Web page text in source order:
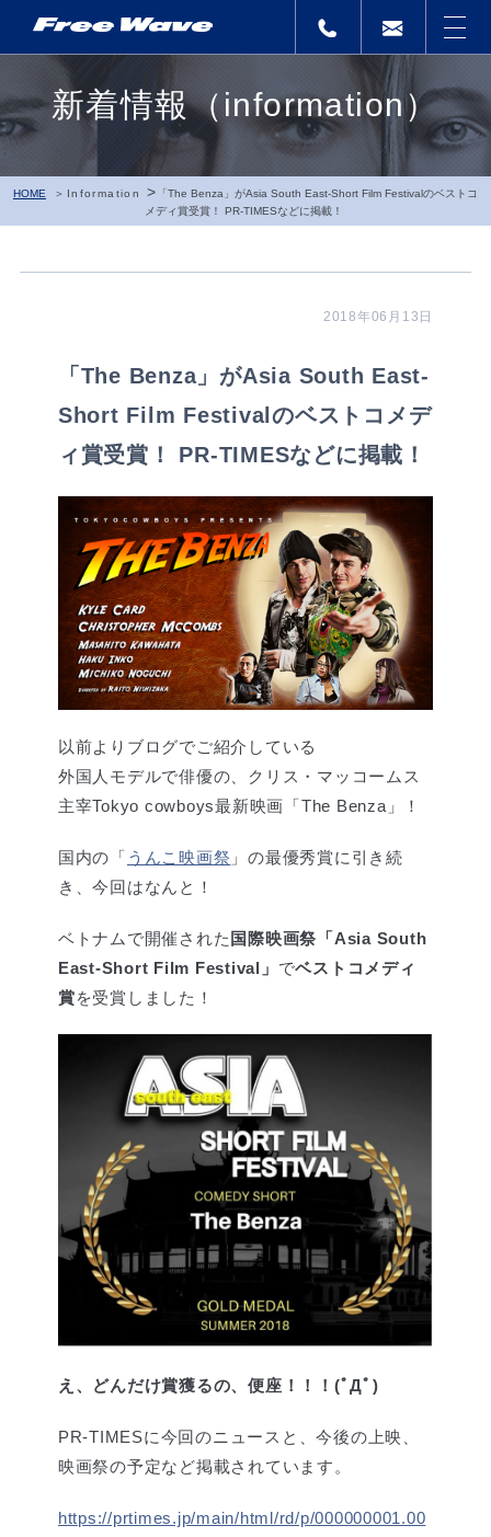
新着情報（information）
HOME Information > 「The Benza」がAsia South East-Short Film Festivalのベストコ
メディ賞受賞！ PR-TIMESなどに掲載！
2018年06月13日
「The Benza」がAsia South East-
Short Film Festivalのベストコメデ
ィ賞受賞！ PR-TIMESなどに掲載！
以前よりブログでご紹介している
外国人モデルで俳優の、クリス・マッコームス
主宰Tokyo cowboys最新映画「The Benza」！
国内の「 うんこ映画祭 」の最優秀賞に引き続
き、今回はなんと！
ベトナムで開催された 国際映画祭「Asia South
East-Short Film Festival」 でベストコメディ
賞を受賞しました！
え、どんだけ賞獲るの、便座！！！(ﾟДﾟ)
PR-TIMESに今回のニュースと、今後の上映、
映画祭の予定など掲載されています。
https://prtimes.jp/main/html/rd/p/000000001.00